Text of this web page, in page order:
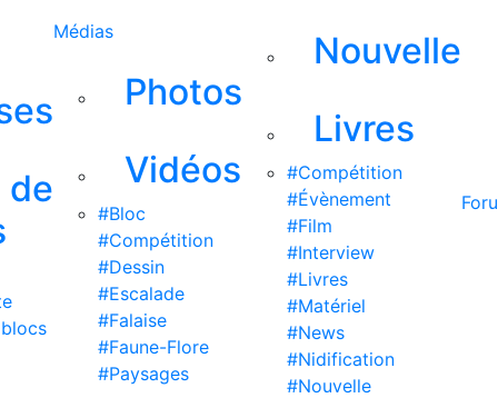
de
Médias
Photos
Vidéos
#Bloc
#Compétition
#Dessin
#Escalade
#Falaise
#Faune-Flore
#Paysages
Nouvelle
Livres
#Compétition
#Évènement
#Film
#Interview
#Livres
#Matériel
#News
#Nidification
#Nouvelle